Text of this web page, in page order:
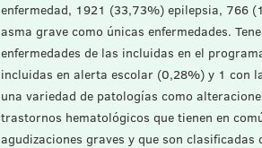
enfermedad, 1921 (33,73%) epilepsia, 766
asma grave como únicas enfermedades.
enfermedades de las incluidas en el
incluidas en alerta escolar (0,28%) y 1 con
una variedad de patologías como
trastornos hematológicos que tienen en
agudizaciones graves y que son